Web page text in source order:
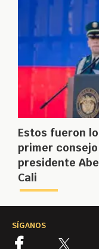
Estos fueron
primer
presidente
Cali
SÍGANOS